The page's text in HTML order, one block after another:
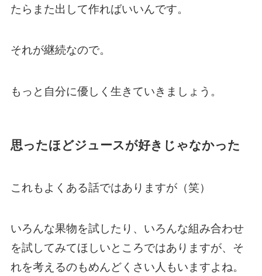
たらまた出して作ればいいんです。
それが継続なので。
もっと自分に優しく生きていきましょう。
思ったほどジュースが好きじゃなかった
これもよくある話ではありますが（笑）
いろんな果物を試したり、いろんな組み合わせ
を試してみてほしいところではありますが、そ
れを考えるのもめんどくさい人もいますよね。